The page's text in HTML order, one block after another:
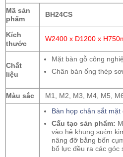
Mã sản
phẩm
BH24CS
Kích
thước
W2400 x D1200 x
Chất
liệu
Mặt bàn gỗ công
Chân bàn ống thép
Màu sắc M1, M2, M3, M4, M5,
Bàn họp chân sắt mặt
Cấu tạo sản phẩm:
vào hệ khung sườn
nâng đỡ bằng bốn
bổ lực đều ra các góc